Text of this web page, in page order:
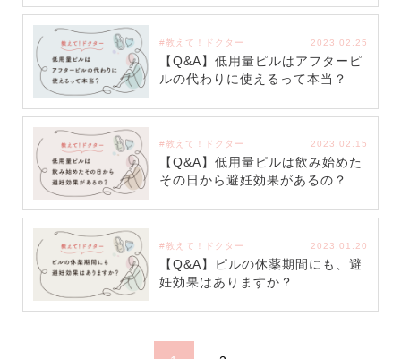
対策とは
#教えて！ドクター 2023.02.25
【Q&A】低用量ピルはアフターピ
ルの代わりに使えるって本当？
#教えて！ドクター 2023.02.15
【Q&A】低用量ピルは飲み始めた
その日から避妊効果があるの？
#教えて！ドクター 2023.01.20
【Q&A】ピルの休薬期間にも、避
妊効果はありますか？